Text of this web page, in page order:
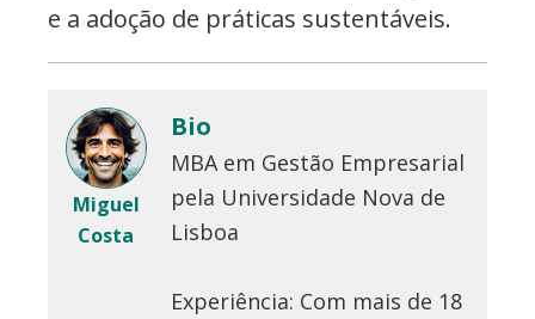
e a adoção de práticas sustentáveis.
Miguel
Costa
Bio
MBA em Gestão Empresarial
pela Universidade Nova de
Lisboa
Experiência: Com mais de 18